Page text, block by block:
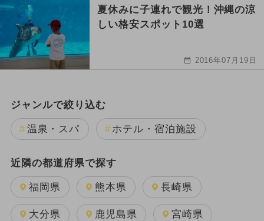
夏休みに子連れで観光！沖縄の涼
しい格安スポット10選
2016年07月19日
ジャンルで絞り込む
温泉・スパ ホテル・宿泊施設
近隣の都道府県で探す
福岡県 熊本県 長崎県
大分県 鹿児島県 宮崎県